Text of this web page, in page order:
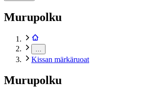
Murupolku
Kissan märkäruoat
Murupolku